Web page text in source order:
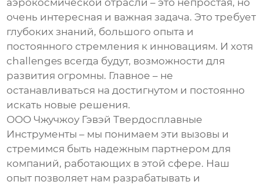
аэрокосмической отрасли – это непростая, но
очень интересная и важная задача. Это требует
глубоких знаний, большого опыта и
постоянного стремления к инновациям. И хотя
challenges всегда будут, возможности для
развития огромны. Главное – не
останавливаться на достигнутом и постоянно
искать новые решения.
ООО Чжучжоу Гэвэй Твердосплавные
Инструменты – мы понимаем эти вызовы и
стремимся быть надежным партнером для
компаний, работающих в этой сфере. Наш
опыт позволяет нам разрабатывать и